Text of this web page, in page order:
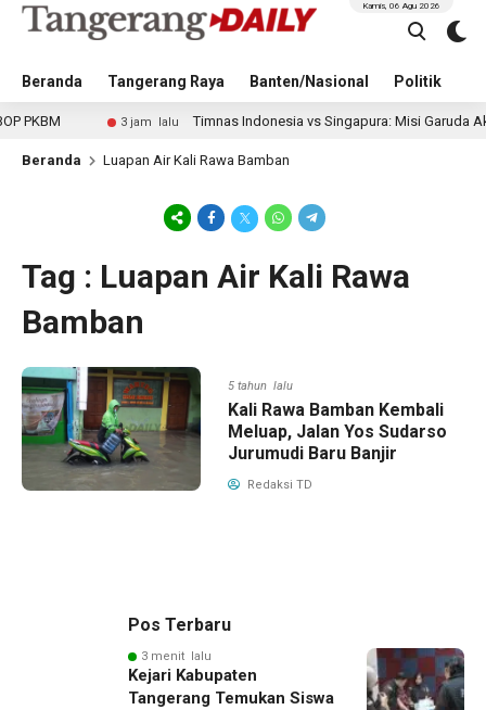
Beranda Tangerang Raya Banten/Nasional Politik
Kamis, 06 Agu 2026
3 jam lalu Timnas Indonesia vs Singapura: Misi Garuda Akhiri
Beranda Luapan Air Kali Rawa Bamban
Tag : Luapan Air Kali Rawa
Bamban
5 tahun lalu
Kali Rawa Bamban Kembali
Meluap, Jalan Yos Sudarso
Jurumudi Baru Banjir
Redaksi TD
Pos Terbaru
3 menit lalu
Kejari Kabupaten
Tangerang Temukan Siswa